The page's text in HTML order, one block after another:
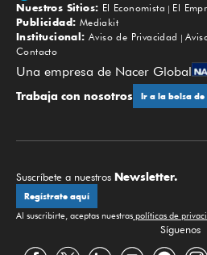
Nuestros Sitios: El Economista El
Publicidad: Mediakit
Institucional: Aviso de Privacidad
Contacto
Una empresa de Nacer Global
Trabaja con nosotros Ir a la bolsa
Suscríbete a nuestros Newsletter.
Regístrate aquí
Al suscribirte, aceptas nuestras políticas de
Síguenos